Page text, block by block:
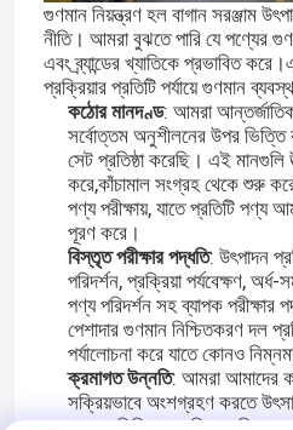
গুণমান নিয়ন্ত্রণ হল বাগান সরঞ্জাম
নীতি। আমরা বুঝতে পারি যে পণ্যের
এবং ব্র্যান্ডের খ্যাতিকে প্রভাবিত
প্রক্রিয়ার প্রতিটি পর্যায়ে গুণমান
কঠোর মানদণ্ড: আমরা আন্তর্জাতিক
সর্বোত্তম অনুশীলনের উপর ভিত্তি
সেট প্রতিষ্ঠা করেছি। এই মানগুলি
করে,কাঁচামাল সংগ্রহ থেকে শুরু
পণ্য পরীক্ষায়, যাতে প্রতিটি পণ্য
পূরণ করে।
বিস্তৃত পরীক্ষার পদ্ধতি: উৎপাদন
পরিদর্শন, প্রক্রিয়া পর্যবেক্ষণ,
পণ্য পরিদর্শন সহ ব্যাপক পরীক্ষার
পেশাদার গুণমান নিশ্চিতকরণ দল
পর্যালোচনা করে যাতে কোনও
ক্রমাগত উন্নতি: আমরা আমাদের
সক্রিয়ভাবে অংশগ্রহণ করতে